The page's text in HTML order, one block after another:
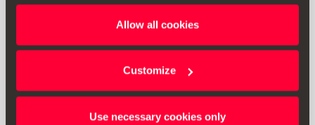
Allow all cookies
Customize
Use necessary cookies only